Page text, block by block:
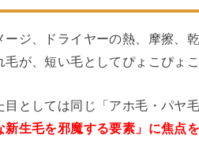
ージ、ドライヤーの熱、摩擦、
毛が、短い毛としてぴょこぴょ
目としては同じ「アホ毛・パヤ
生毛を邪魔する要素」に焦点